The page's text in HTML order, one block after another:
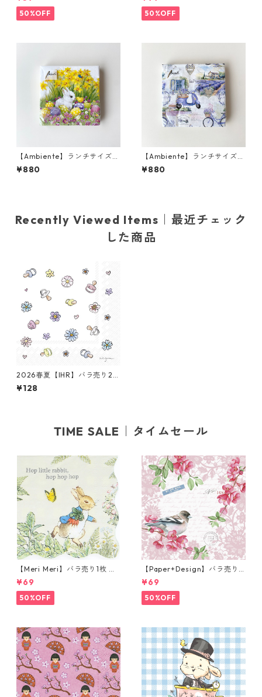
プキン Mojito ブラック
50%OFF
English Garden ホワイトxピ
ンクxグリーン
50%OFF
【Ambiente】ランチサイズ
ペーパーナプキン Easter Frie
nds ホワイト 20枚入り
¥880
【Ambiente】ランチサイズ
ペーパーナプキン La Provenc
e ホワイト 20枚入り
¥880
Recently Viewed Items｜最近チェック
した商品
2026春夏【IHR】バラ売り2枚
カクテルサイズ ペーパーナプ
キン BABY SHOWER ホワイト
¥128
TIME SALE｜タイムセール
【Meri Meri】バラ売り1枚 カ
クテルサイズ ペーパーナプキ
ン Peter Rabbit In The Gard
en クリーム ピーターラビット
¥69
50%OFF
【Paper+Design】バラ売り2
枚 ランチサイズ ペーパーナプ
キン Sweet bird ローズ
¥69
50%OFF